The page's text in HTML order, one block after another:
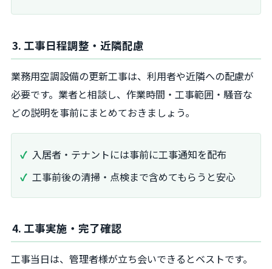
3. 工事日程調整・近隣配慮
業務用空調設備の更新工事は、利用者や近隣への配慮が
必要です。業者と相談し、作業時間・工事範囲・騒音な
どの説明を事前にまとめておきましょう。
入居者・テナントには事前に工事通知を配布
工事前後の清掃・点検まで含めてもらうと安心
4. 工事実施・完了確認
工事当日は、管理者様が立ち会いできるとベストです。